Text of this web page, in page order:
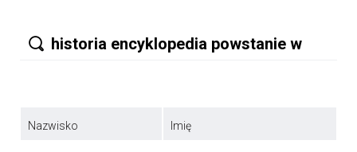
Nazwisko Imię